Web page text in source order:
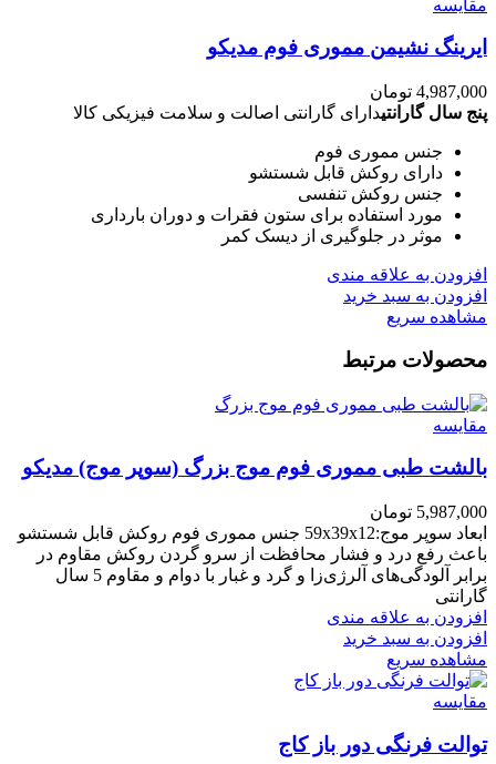
مقایسه
ایرینگ نشیمن مموری فوم مدیکو
4,987,000 تومان
پنج سال گارانتیدارای گارانتی اصالت و سلامت فیزیکی کالا
جنس مموری فوم
دارای روکش قابل شستشو
جنس روکش تنفسی
مورد استفاده برای ستون فقرات و دوران بارداری
موثر در جلوگیری از دیسک کمر
افزودن به علاقه مندی
افزودن به سبد خرید
مشاهده سریع
محصولات مرتبط
مقایسه
بالشت طبی مموری فوم موج بزرگ (سوپر موج) مدیکو
5,987,000 تومان
ابعاد سوپر موج:59x39x12 جنس مموری فوم روکش قابل شستشو
باعث رفع درد و فشار محافظت از سرو گردن روکش مقاوم در
برابر آلودگی‌های آلرژی‌زا و گرد و غبار با دوام و مقاوم 5 سال
گارانتی
افزودن به علاقه مندی
افزودن به سبد خرید
مشاهده سریع
مقایسه
توالت فرنگی دور باز کاج